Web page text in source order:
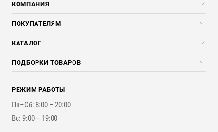
КОМПАНИЯ
Компания
Услуги
ПОКУПАТЕЛЯМ
Скидки стройкомпаниям
Доставка и разгрузка
Оплата и Возврат
Наши работы
КАТАЛОГ
Погонажные изделия
Брикеты, Дрова, Стружка
Стройматериалы
Инструменты
ПОДБОРКИ ТОВАРОВ
Для бутерброда стены
Для наружной отделки
Для покрытия крыши
РЕЖИМ РАБОТЫ
Пн–Сб: 8:00 – 20:00
Вс: 9:00 – 19:00